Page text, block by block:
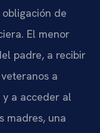
de
El menor
padre, a recibir
a
a acceder al
madres, una